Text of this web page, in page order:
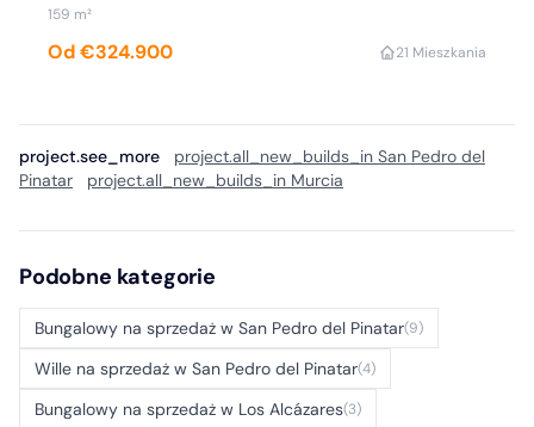
159 m²
Od €324.900 21 Mieszkania
project.see_more
project.all_new_builds_in San Pedro del
Pinatar
project.all_new_builds_in Murcia
Podobne kategorie
Bungalowy na sprzedaż w San Pedro del Pinatar(9)
Wille na sprzedaż w San Pedro del Pinatar(4)
Bungalowy na sprzedaż w Los Alcázares(3)